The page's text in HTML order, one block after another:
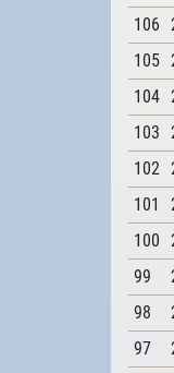
106
105
104
103
102
101
100
99
98
97